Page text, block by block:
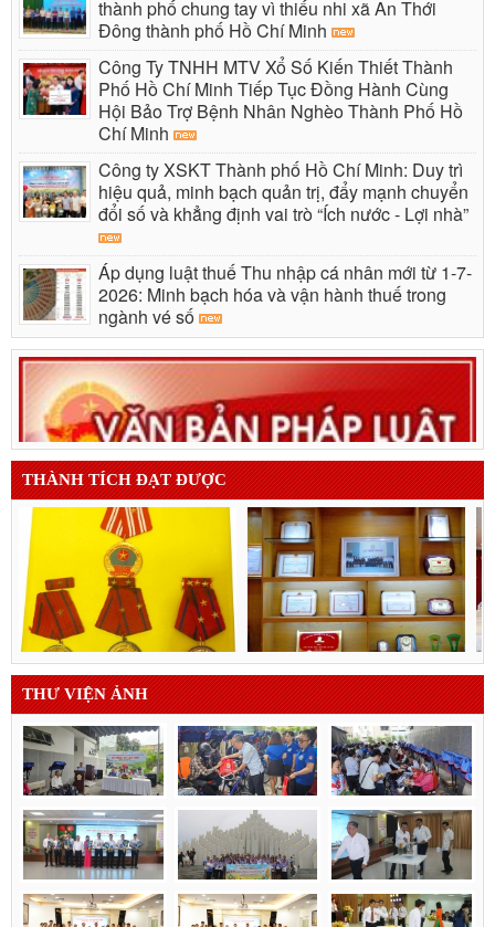
thành phố chung tay vì thiếu nhi xã An Thới
Đông thành phố Hồ Chí Minh
Công Ty TNHH MTV Xổ Số Kiến Thiết Thành
Phố Hồ Chí Minh Tiếp Tục Đồng Hành Cùng
Hội Bảo Trợ Bệnh Nhân Nghèo Thành Phố Hồ
Chí Minh
Công ty XSKT Thành phố Hồ Chí Minh: Duy trì
hiệu quả, minh bạch quản trị, đẩy mạnh chuyển
đổi số và khẳng định vai trò “Ích nước - Lợi nhà”
Áp dụng luật thuế Thu nhập cá nhân mới từ 1-7-
2026: Minh bạch hóa và vận hành thuế trong
ngành vé số
THÀNH TÍCH ĐẠT ĐƯỢC
THƯ VIỆN ẢNH